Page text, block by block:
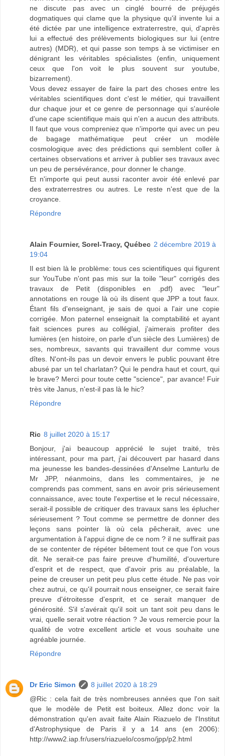
ne discute pas avec un cinglé bourré de préjugés
dogmatiques qui clame que la physique qu'il invente lui a
été dictée par une intelligence extraterrestre, qui, d'après
lui a effectué des prélèvements biologiques sur lui (entre
autres) (MDR), et qui passe son temps à se victimiser en
dénigrant les véritables spécialistes (enfin, uniquement
ceux que l'on voit le plus souvent sur youtube,
bizarrement).
Vous devez essayer de faire la part des choses entre les
véritables scientifiques dont c'est le métier, qui travaillent
dur chaque jour et ce genre de personnage qui s'auréole
d'une cape scientifique mais qui n'en a aucun des attributs.
Il faut que vous compreniez que n'importe qui avec un peu
de bagage mathématique peut créer un modèle
cosmologique avec des prédictions qui semblent coller à
certaines observations et arriver à publier ses travaux avec
un peu de persévérance, pour donner le change.
Et n'importe qui peut aussi raconter avoir été enlevé par
des extraterrestres ou autres. Le reste n'est que de la
croyance.
Répondre
Alain Fournier, Sorel-Tracy, Québec 2 décembre 2019 à
19:04
Il est bien là le problème: tous ces scientifiques qui figurent
sur YouTube n'ont pas mis sur la toile "leur" corrigés des
travaux de Petit (disponibles en .pdf) avec "leur"
annotations en rouge là où ils disent que JPP a tout faux.
Étant fils d'enseignant, je sais de quoi a l'air une copie
corrigée. Mon paternel enseignait la comptabilité et ayant
fait sciences pures au collégial, j'aimerais profiter des
lumières (en histoire, on parle d'un siècle des Lumières) de
ses, nombreux, savants qui travaillent dur comme vous
dîtes. N'ont-ils pas un devoir envers le public pouvant être
abusé par un tel charlatan? Qui le pendra haut et court, qui
le brave? Merci pour toute cette "science", par avance! Fuir
très vite Janus, n'est-il pas là le hic?
Répondre
Ric 8 juillet 2020 à 15:17
Bonjour, j'ai beaucoup apprécié le sujet traité, très
intéressant, pour ma part, j'ai découvert par hasard dans
ma jeunesse les bandes-dessinées d'Anselme Lanturlu de
Mr JPP, néanmoins, dans les commentaires, je ne
comprends pas comment, sans en avoir pris sérieusement
connaissance, avec toute l'expertise et le recul nécessaire,
serait-il possible de critiquer des travaux sans les éplucher
sérieusement ? Tout comme se permettre de donner des
leçons sans pointer là où cela pêcherait, avec une
argumentation à l'appui digne de ce nom ? il ne suffirait pas
de se contenter de répéter bêtement tout ce que l'on vous
dit. Ne serait-ce pas faire preuve d'humilité, d'ouverture
d'esprit et de respect, que d'avoir pris au préalable, la
peine de creuser un petit peu plus cette étude. Ne pas voir
chez autrui, ce qu'il pourrait nous enseigner, ce serait faire
preuve d'étroitesse d'esprit, et ce serait manquer de
générosité. S'il s'avérait qu'il soit un tant soit peu dans le
vrai, quelle serait votre réaction ? Je vous remercie pour la
qualité de votre excellent article et vous souhaite une
agréable journée.
Répondre
Dr Eric Simon
8 juillet 2020 à 18:29
@Ric : cela fait de très nombreuses années que l'on sait
que le modèle de Petit est boiteux. Allez donc voir la
démonstration qu'en avait faite Alain Riazuelo de l'Institut
d'Astrophysique de Paris il y a 14 ans (en 2006):
http://www2.iap.fr/users/riazuelo/cosmo/jpp/p2.html